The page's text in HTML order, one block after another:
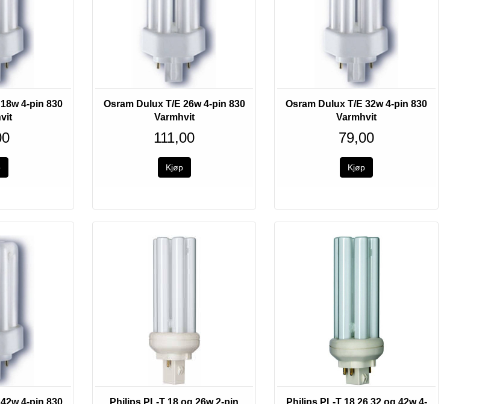
4-pin 830
Osram Dulux T/E 26w 4-pin 830
Varmhvit
111,00
Osram Dulux T/E 32w 4-pin 830
Varmhvit
79,00
4-pin 830
Philips PL-T 18 og 26w 2-pin
Philips PL-T 18,26,32 og 42w 4-